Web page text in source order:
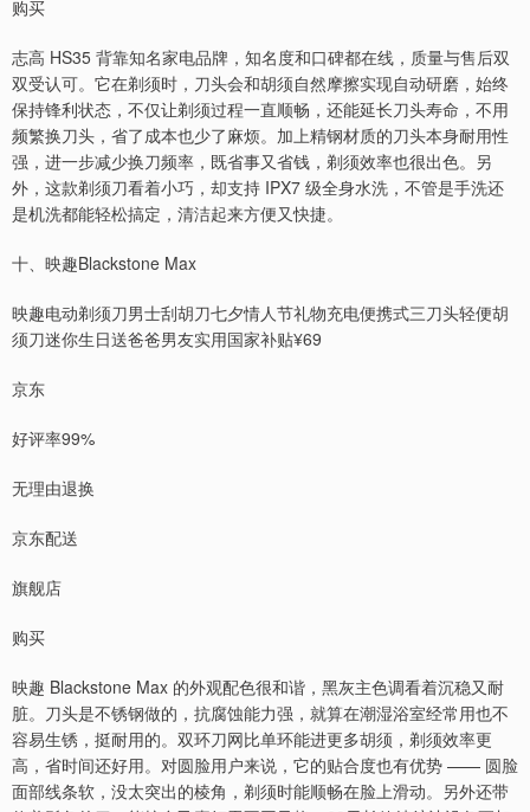
购买
志高 HS35 背靠知名家电品牌，知名度和口碑都在线，质量与售后双
双受认可。它在剃须时，刀头会和胡须自然摩擦实现自动研磨，始终
保持锋利状态，不仅让剃须过程一直顺畅，还能延长刀头寿命，不用
频繁换刀头，省了成本也少了麻烦。加上精钢材质的刀头本身耐用性
强，进一步减少换刀频率，既省事又省钱，剃须效率也很出色。另
外，这款剃须刀看着小巧，却支持 IPX7 级全身水洗，不管是手洗还
是机洗都能轻松搞定，清洁起来方便又快捷。
十、映趣Blackstone Max
映趣电动剃须刀男士刮胡刀七夕情人节礼物充电便携式三刀头轻便胡
须刀迷你生日送爸爸男友实用国家补贴¥69
京东
好评率99%
无理由退换
京东配送
旗舰店
购买
映趣 Blackstone Max 的外观配色很和谐，黑灰主色调看着沉稳又耐
脏。刀头是不锈钢做的，抗腐蚀能力强，就算在潮湿浴室经常用也不
容易生锈，挺耐用的。双环刀网比单环能进更多胡须，剃须效率更
高，省时间还好用。对圆脸用户来说，它的贴合度也有优势 —— 圆脸
面部线条软，没太突出的棱角，剃须时能顺畅在脸上滑动。另外还带